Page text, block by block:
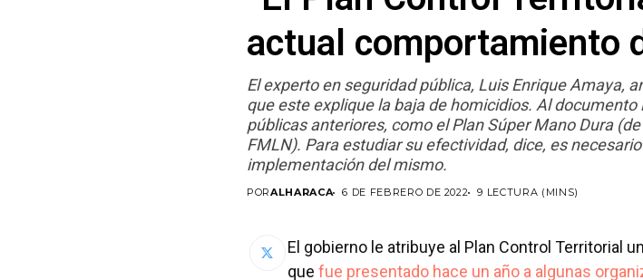
actual comportamiento
El experto en seguridad pública, Luis Enrique Amaya,
que este explique la baja de homicidios. Al
públicas anteriores, como el Plan Súper Mano Dura
FMLN). Para estudiar su efectividad, dice, es
implementación del mismo.
PORALHARACA 6 DE FEBRERO DE 2022 9 LECTURA (MINS)
El gobierno le atribuye al Plan Control Territorial
que fue presentado hace un año a algunas